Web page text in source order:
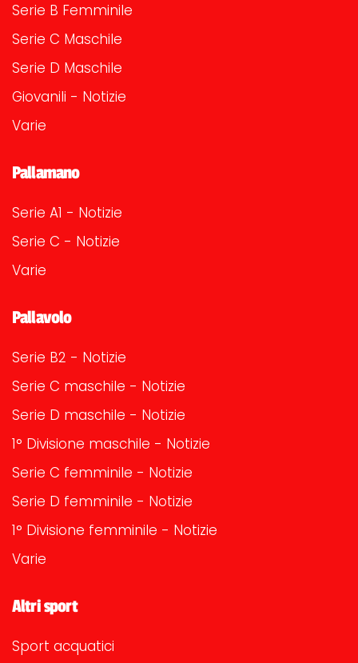
Serie B Femminile
Serie C Maschile
Serie D Maschile
Giovanili - Notizie
Varie
Pallamano
Serie A1 - Notizie
Serie C - Notizie
Varie
Pallavolo
Serie B2 - Notizie
Serie C maschile - Notizie
Serie D maschile - Notizie
1° Divisione maschile - Notizie
Serie C femminile - Notizie
Serie D femminile - Notizie
1° Divisione femminile - Notizie
Varie
Altri sport
Sport acquatici